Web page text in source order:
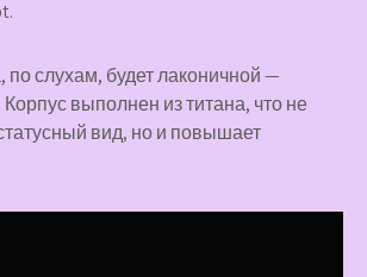
слухам, будет лаконичной —
выполнен из титана, что не
вид, но и повышает